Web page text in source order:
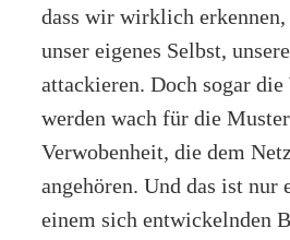
dass wir wirklich
unser eigenes Selbst,
attackieren. Doch sogar die
werden wach für die
Verwobenheit, die dem
angehören. Und das ist nur
einem sich entwickelnden